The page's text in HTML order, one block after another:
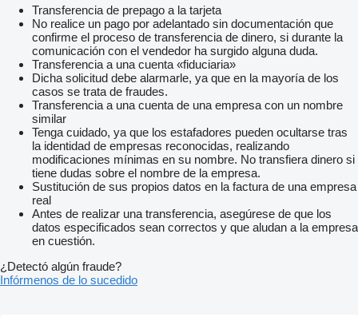
Transferencia de prepago a la tarjeta
No realice un pago por adelantado sin documentación que
confirme el proceso de transferencia de dinero, si durante la
comunicación con el vendedor ha surgido alguna duda.
Transferencia a una cuenta «fiduciaria»
Dicha solicitud debe alarmarle, ya que en la mayoría de los
casos se trata de fraudes.
Transferencia a una cuenta de una empresa con un nombre
similar
Tenga cuidado, ya que los estafadores pueden ocultarse tras
la identidad de empresas reconocidas, realizando
modificaciones mínimas en su nombre. No transfiera dinero si
tiene dudas sobre el nombre de la empresa.
Sustitución de sus propios datos en la factura de una empresa
real
Antes de realizar una transferencia, asegúrese de que los
datos especificados sean correctos y que aludan a la empresa
en cuestión.
¿Detectó algún fraude?
Infórmenos de lo sucedido